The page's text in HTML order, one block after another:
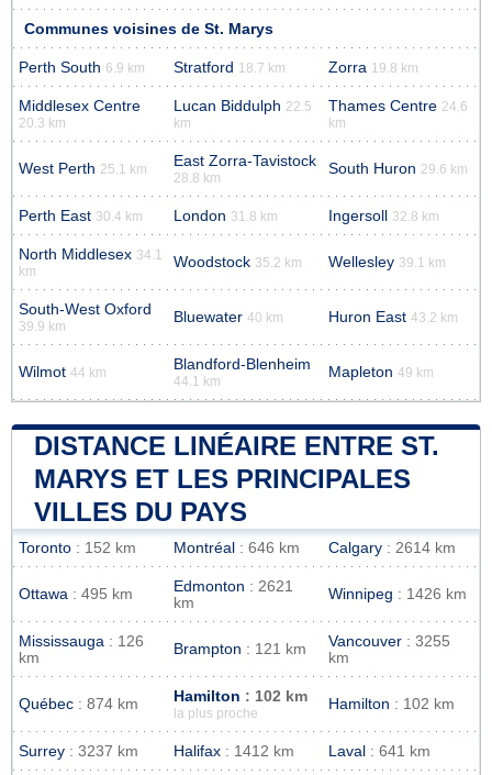
Communes voisines de St. Marys
Perth South 6.9 km Stratford 18.7 km Zorra 19.8 km
Middlesex Centre
20.3 km
Lucan Biddulph 22.5
km
Thames Centre 24.6
km
West Perth 25.1 km East Zorra-Tavistock
28.8 km
South Huron 29.6 km
Perth East 30.4 km London 31.8 km Ingersoll 32.8 km
North Middlesex 34.1
km
Woodstock 35.2 km Wellesley 39.1 km
South-West Oxford
39.9 km
Bluewater 40 km Huron East 43.2 km
Wilmot 44 km Blandford-Blenheim
44.1 km
Mapleton 49 km
DISTANCE LINÉAIRE ENTRE ST.
MARYS ET LES PRINCIPALES
VILLES DU PAYS
Toronto : 152 km Montréal : 646 km Calgary : 2614 km
Ottawa : 495 km Edmonton : 2621
km
Winnipeg : 1426 km
Mississauga : 126
km
Brampton : 121 km Vancouver : 3255
km
Québec : 874 km Hamilton : 102 km
la plus proche
Hamilton : 102 km
Surrey : 3237 km Halifax : 1412 km Laval : 641 km